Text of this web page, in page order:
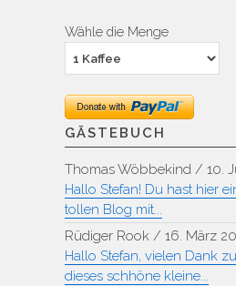
Wähle die Menge
GÄSTEBUCH
Thomas Wöbbekind / 10.
Hallo Stefan! Du hast hier
tollen Blog mit...
Rüdiger Rook / 16. März
Hallo Stefan, vielen Dank
dieses schhöne kleine...